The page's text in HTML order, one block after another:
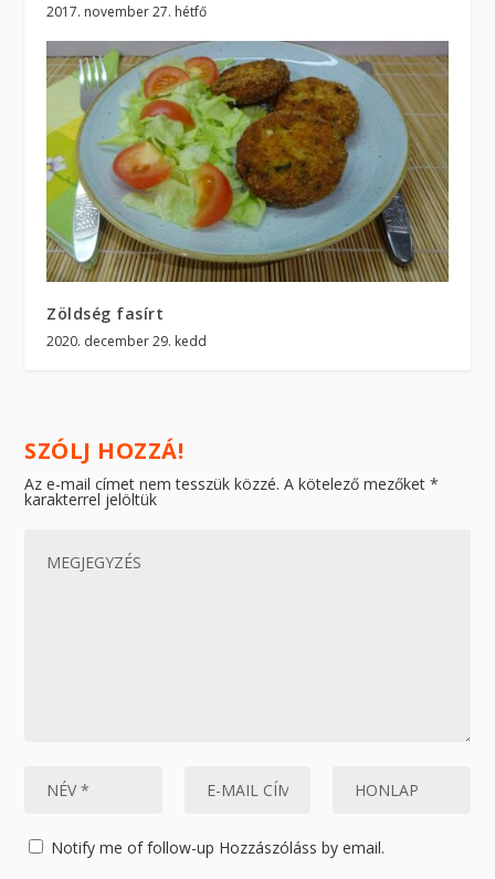
2017. november 27. hétfő
Zöldség fasírt
2020. december 29. kedd
SZÓLJ HOZZÁ!
Az e-mail címet nem tesszük közzé. A kötelező mezőket*
karakterrel jelöltük
Notify me of follow-up Hozzászóláss by email.